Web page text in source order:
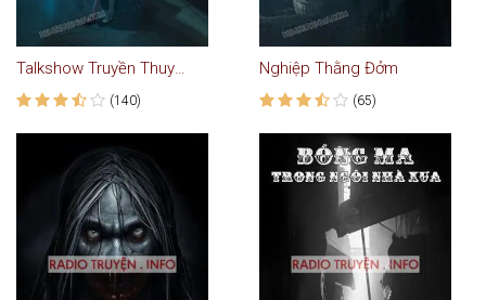
Talkshow Truyền Thuyết Đô Thị Ở Việt Nam
(140)
Nghiệp Thằng Đởm
(65)